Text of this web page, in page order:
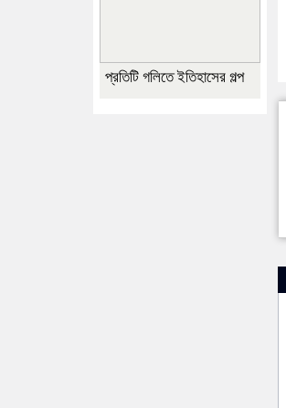
প্রতিটি গলিতে ইতিহাসের গল্প